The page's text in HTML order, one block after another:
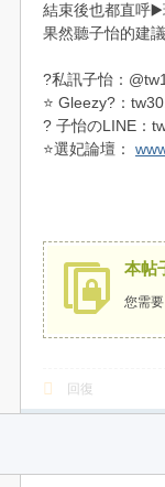
結束後也都直呼
果然聽子怡的建
?私訊子怡：
⭐ Gleezy?：
? 子怡のLINE：
⭐選妃論壇：
本帖
您需要
回復